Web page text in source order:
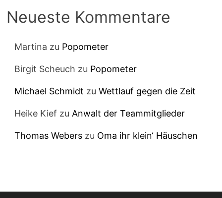
Neueste Kommentare
Martina zu Popometer
Birgit Scheuch zu Popometer
Michael Schmidt zuWettlauf gegen die Zeit
Heike Kief zu Anwalt der Teammitglieder
Thomas Webers zu Oma ihr klein‘ Häuschen